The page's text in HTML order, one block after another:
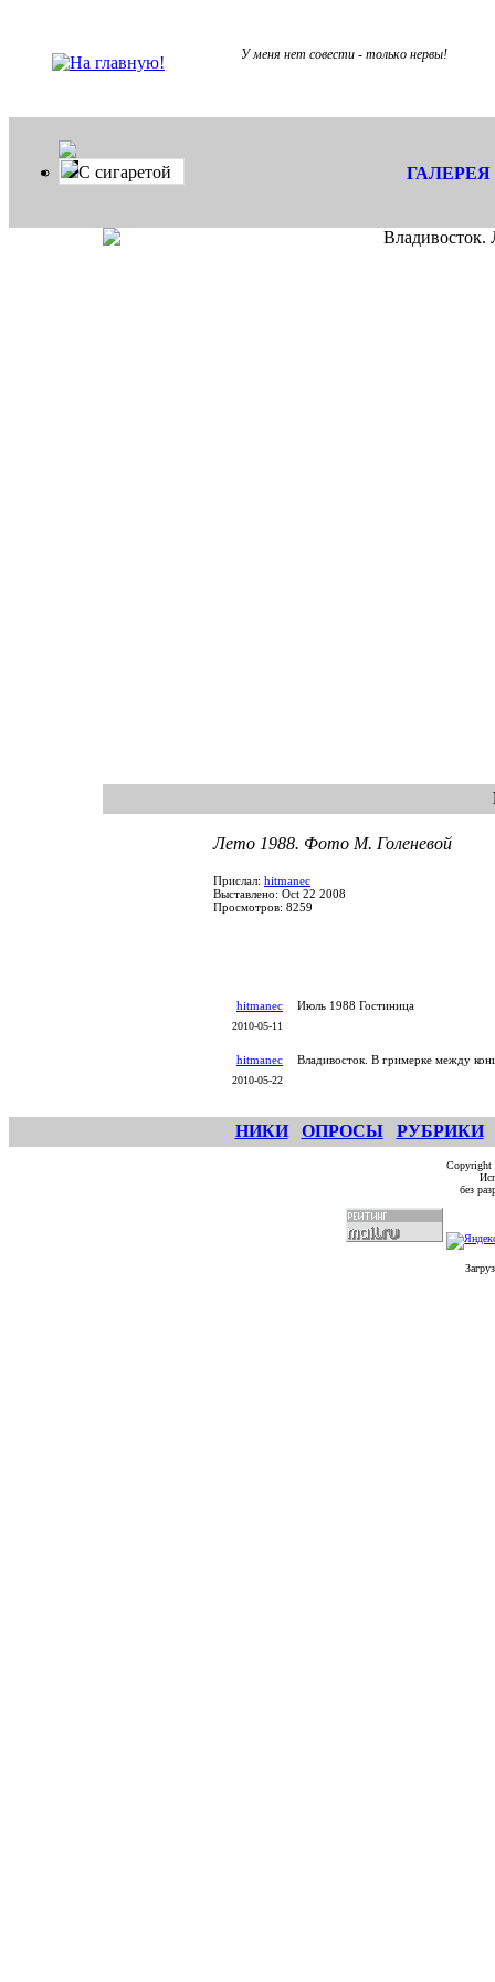
У меня нет совести - только нервы!
С сигаретой ГАЛЕРЕЯ
Лето 1988. Фото М. Голеневой
Прислал: hitmanec
Выставлено: Oct 22 2008
Просмотров: 8259
hitmanec
2010-05-11
Июль 1988 Гостиница
hitmanec
2010-05-22
Владивосток. В гримерке между
НИКИ ОПРОСЫ РУБРИКИ
без